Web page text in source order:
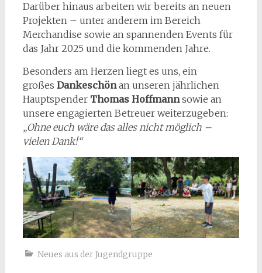
Darüber hinaus arbeiten wir bereits an neuen
Projekten – unter anderem im Bereich
Merchandise sowie an spannenden Events für
das Jahr 2025 und die kommenden Jahre.
Besonders am Herzen liegt es uns, ein
großes Dankeschönan unseren jährlichen
Hauptspender Thomas Hoffmannsowie an
unsere engagierten Betreuer weiterzugeben:
„Ohne euch wäre das alles nicht möglich –
vielen Dank!“
Neues aus der Jugendgruppe